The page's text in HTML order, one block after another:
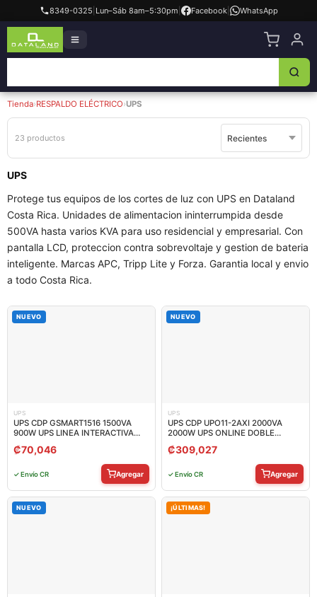
8349-0325 Lun–Sáb 8am–5:30pm Facebook| WhatsApp
Tienda›RESPALDO ELÉCTRICO›UPS
23 productos
UPS
Protege tus equipos de los cortes de luz con UPS en Dataland
Costa Rica. Unidades de alimentacion ininterrumpida desde
500VA hasta varios KVA para uso residencial y empresarial. Con
pantalla LCD, proteccion contra sobrevoltaje y gestion de bateria
inteligente. Marcas APC, Tripp Lite y Forza. Garantia local y envio
a todo Costa Rica.
NUEVO
UPS
UPS CDP GSMART1516 1500VA
900W UPS LINEA INTERACTIVA
LCD
₡70,046
✓ Envío CR Agregar
NUEVO
UPS
UPS CDP UPO11-2AXI 2000VA
2000W UPS ONLINE DOBLE
₡309,027
✓ Envío CR Agregar
NUEVO ¡ÚLTIMAS!